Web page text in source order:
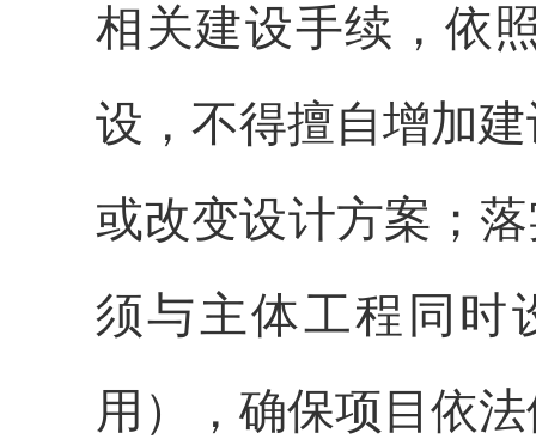
相关建设手续，依
设 ， 不得擅自增加
或改变设计方案 ；
须与主体工程同时
用），确保项目依